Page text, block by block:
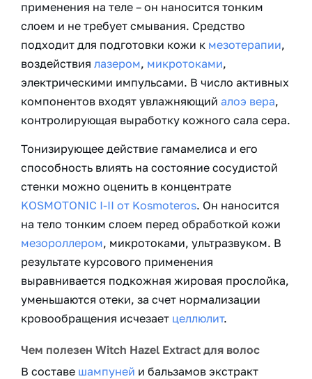
применения на теле – он наносится тонким
слоем и не требует смывания. Средство
подходит для подготовки кожи к мезотерапии,
воздействия лазером, микротоками,
электрическими импульсами. В число активных
компонентов входят увлажняющий алоэ вера,
контролирующая выработку кожного сала сера.
Тонизирующее действие гамамелиса и его
способность влиять на состояние сосудистой
стенки можно оценить в концентрате
KOSMOTONIC I-II от Kosmoteros. Он наносится
на тело тонким слоем перед обработкой кожи
мезороллером, микротоками, ультразвуком. В
результате курсового применения
выравнивается подкожная жировая прослойка,
уменьшаются отеки, за счет нормализации
кровообращения исчезает целлюлит.
Чем полезен Witch Hazel Extract для волос
В составе шампуней и бальзамов экстракт